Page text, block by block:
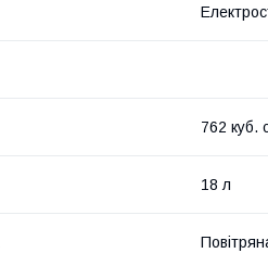
762 куб.
18 л